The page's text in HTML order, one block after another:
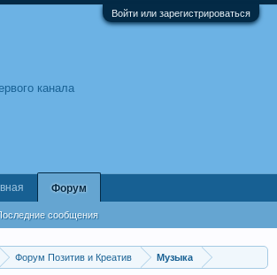
Войти или зарегистрироваться
Форум Позитив и Креатив Музыка
Форум
сообщения